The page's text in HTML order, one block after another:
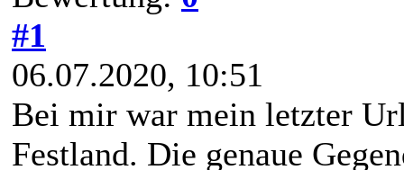
#1
06.07.2020, 10:51
Bei mir war mein letzter
Festland. Die genaue